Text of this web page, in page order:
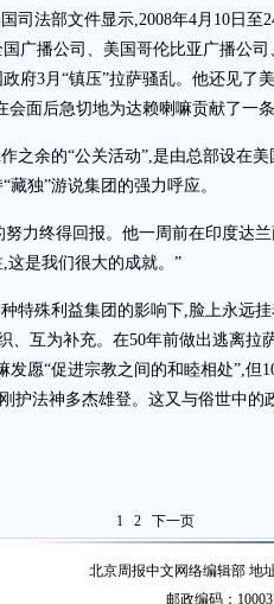
司法部文件显示,2008年4月10日至
广播公司、美国哥伦比亚广播公
府3月“镇压”拉萨骚乱。他还见了
会面后急切地为达赖喇嘛贡献了一
之余的“公关活动”,是由总部设在
独”游说集团的强力呼应。
力终得回报。他一周前在印度达
这是我们很大的成就。”
特殊利益集团的影响下,脸上永远
、互为补充。在50年前做出逃离拉
发愿“促进宗教之间的和睦相处”,但
护法神多杰雄登。这又与俗世中的
1 2 下一页
北京周报中文网络编辑部 地
邮政编码：